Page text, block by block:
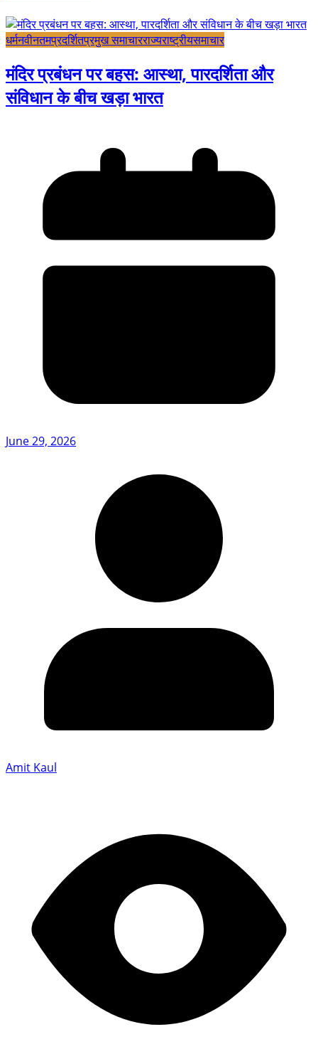
धर्मनवीनतमप्रदर्शितप्रमुख समाचारराज्यराष्ट्रीयसमाचार
मंदिर प्रबंधन पर बहस: आस्था, पारदर्शिता और
संविधान के बीच खड़ा भारत
June 29, 2026
Amit Kaul